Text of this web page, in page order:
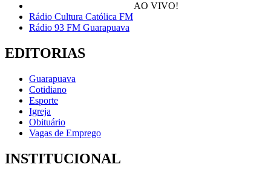
AO VIVO!
Rádio Cultura Católica FM
Rádio 93 FM Guarapuava
EDITORIAS
Guarapuava
Cotidiano
Esporte
Igreja
Obituário
Vagas de Emprego
INSTITUCIONAL